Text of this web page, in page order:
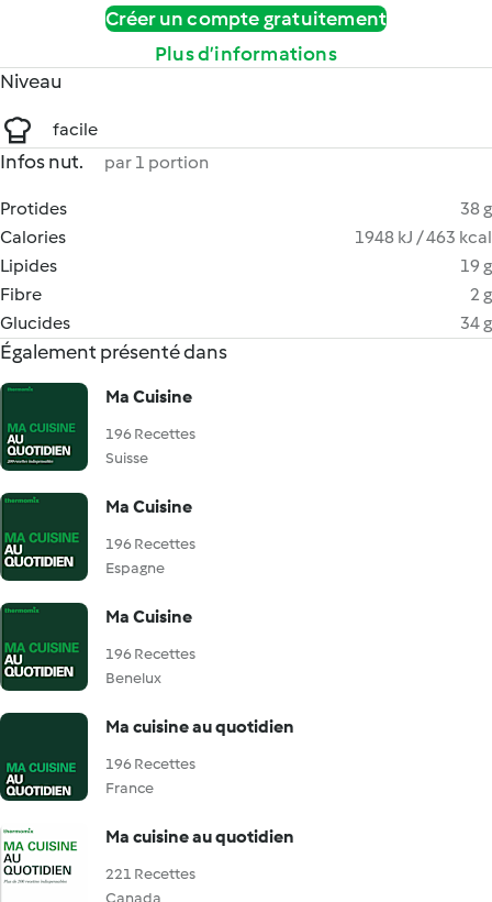
Créer un compte gratuitement
Plus d’informations
Niveau
facile
Infos nut. par 1 portion
Protides
38 g
Calories
1948 kJ / 463 kcal
Lipides
19 g
Fibre
2 g
Glucides
34 g
Également présenté dans
Ma Cuisine
196 Recettes
Suisse
Ma Cuisine
196 Recettes
Espagne
Ma Cuisine
196 Recettes
Benelux
Ma cuisine au quotidien
196 Recettes
France
Ma cuisine au quotidien
221 Recettes
Canada